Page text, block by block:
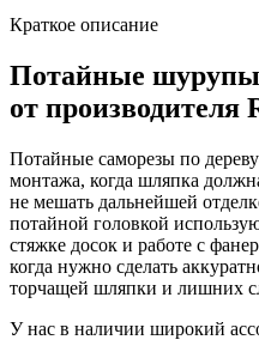
Краткое описание
Потайные
от производителя
Потайные саморезы по
монтажа, когда шляпка
не мешать дальнейшей
потайной головкой
стяжке досок и работе с
когда нужно сделать
торчащей шляпки и лишних
У нас в наличии широкий